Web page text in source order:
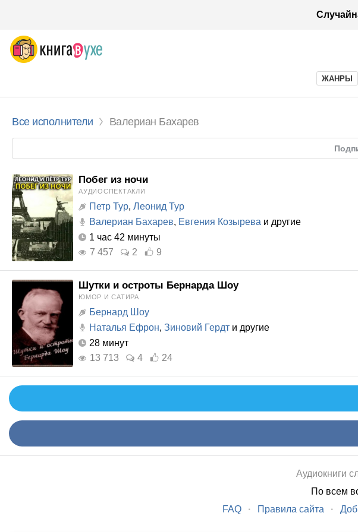
ЖАНРЫ
Все исполнители Валериан Бахарев
Побег из ночи
АУДИОСПЕКТАКЛИ
Петр Тур, Леонид Тур
Валериан Бахарев, Евгения Козырева и другие
1 час 42 минуты
7 457
2 9
Шутки и остроты Бернарда Шоу
ЮМОР И САТИРА
Бернард Шоу
Наталья Ефрон, Зиновий Гердт и другие
28 минут
13 713
4 24
Аудиокниги
По всем
FAQ
· Правила сайта ·